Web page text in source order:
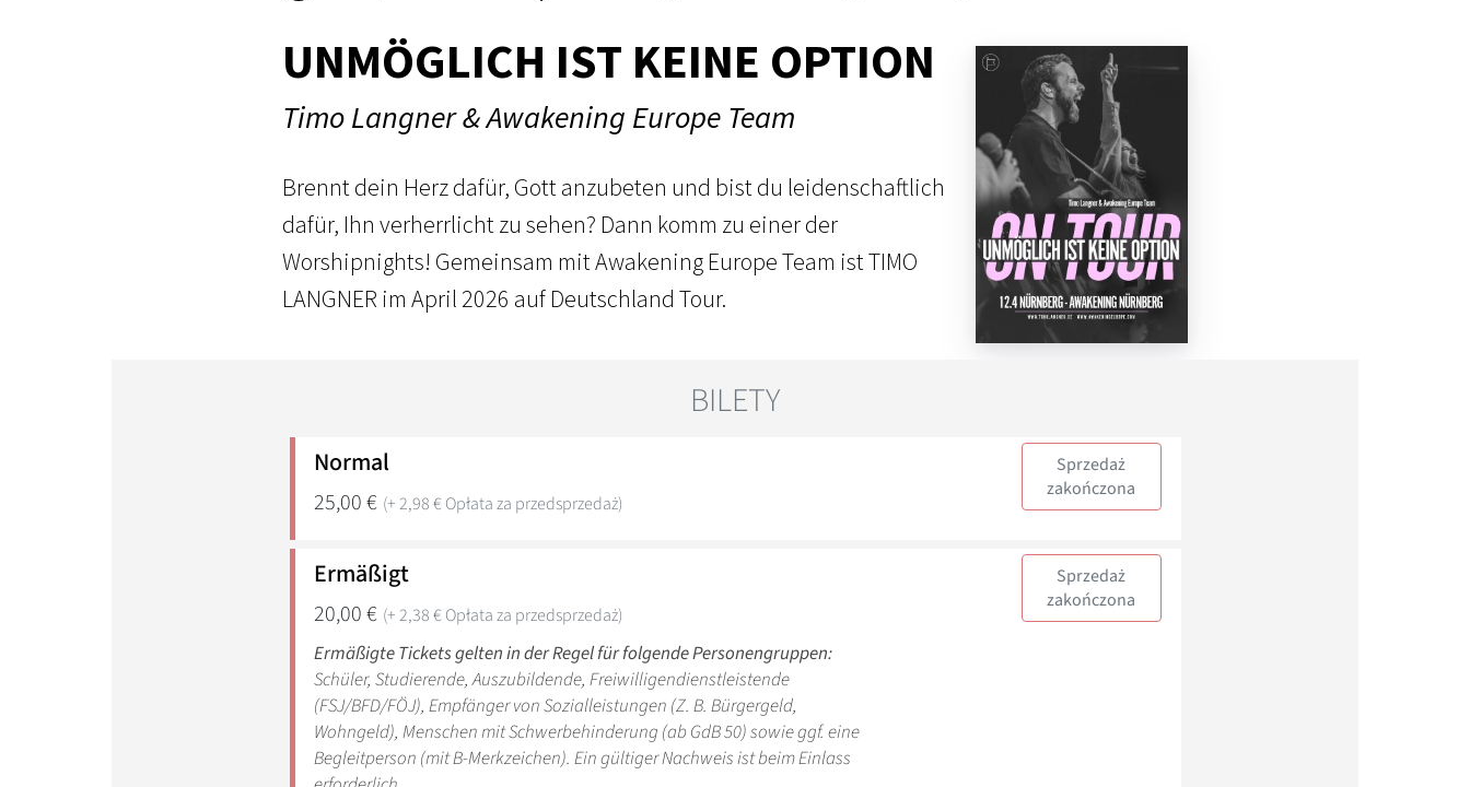
UNMÖGLICH IST KEINE OPTION
Timo Langner & Awakening Europe Team
Brennt dein Herz dafür, Gott anzubeten und bist du leidenschaftlich
dafür, Ihn verherrlicht zu sehen? Dann komm zu einer der
Worshipnights! Gemeinsam mit Awakening Europe Team ist TIMO
LANGNER im April 2026 auf Deutschland Tour.